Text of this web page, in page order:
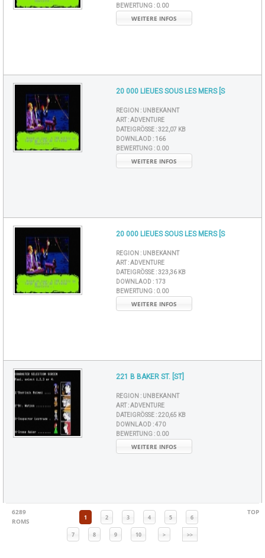
BEWERTUNG : 0.00
WEITERE INFOS
20 000 LIEUES SOUS LES MERS [S
REGION : UNBEKANNT
ART :ADVENTURE
DATEIGRÖSSE : 322,07 KB
DOWNLAOD : 166
BEWERTUNG : 0.00
WEITERE INFOS
20 000 LIEUES SOUS LES MERS [S
REGION : UNBEKANNT
ART :ADVENTURE
DATEIGRÖSSE : 323,36 KB
DOWNLAOD : 173
BEWERTUNG : 0.00
WEITERE INFOS
221 B BAKER ST. [ST]
REGION : UNBEKANNT
ART :ADVENTURE
DATEIGRÖSSE : 220,65 KB
DOWNLAOD :470
BEWERTUNG : 0.00
WEITERE INFOS
6289
ROMS
1 2 3 4 5 6
7 8 9 10 > >>
TOP